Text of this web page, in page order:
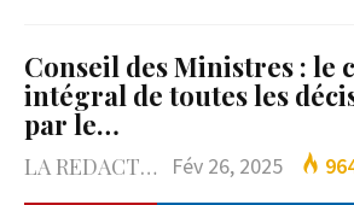
Conseil des Ministres : le
intégral de toutes les
par le…
LA REDACTION Fév 26, 2025